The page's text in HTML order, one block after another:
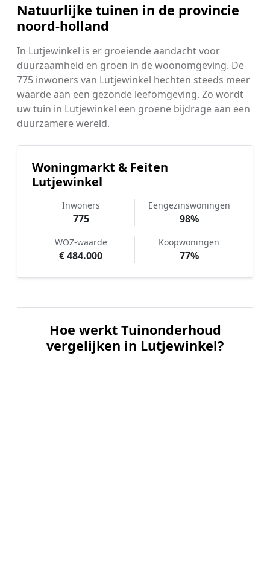
Natuurlijke tuinen in de provincie
noord-holland
In Lutjewinkel is er groeiende aandacht voor
duurzaamheid en groen in de woonomgeving. De
775 inwoners van Lutjewinkel hechten steeds meer
waarde aan een gezonde leefomgeving. Zo wordt
uw tuin in Lutjewinkel een groene bijdrage aan een
duurzamere wereld.
Woningmarkt & Feiten
Lutjewinkel
Inwoners
775
Eengezinswoningen
98%
WOZ-waarde
€ 484.000
Koopwoningen
77%
Hoe werkt Tuinonderhoud
vergelijken in Lutjewinkel?